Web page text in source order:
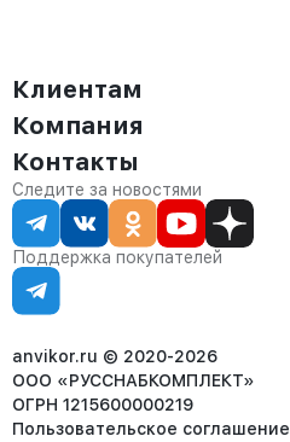
Клиентам
Доставка
Оплата
Сервис
Статус заказа
Статьи
Компания
О компании
Контакты
Партнёрам
Контакты
Отдел продаж:
8 (800) 234-22-62
corp@anvikor.ru
Ежедневно, с 7:00-19:00 (МСК)
Отдел рекламации:
8 (953) 455-25-61
Следите за новостями
Поддержка покупателей
anvikor.ru © 2020-2026
ООО «РУССНАБКОМПЛЕКТ»
ОГРН 1215600000219
Пользовательское соглашение